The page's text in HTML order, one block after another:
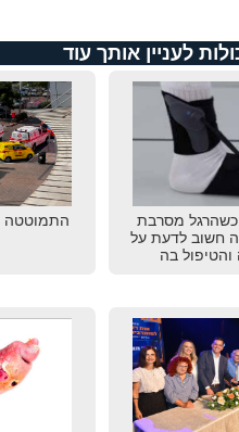
לעניין אותך עוד
כשהרגל מסרבת
חשוב לדעת על
בה
התמוטטה